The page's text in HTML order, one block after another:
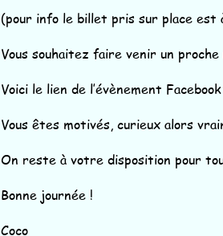
(pour info le billet pris sur place est
Vous souhaitez faire venir un
Voici le lien de l’évènement
Vous êtes motivés, curieux alors
On reste à votre disposition pour
Bonne journée !
Coco